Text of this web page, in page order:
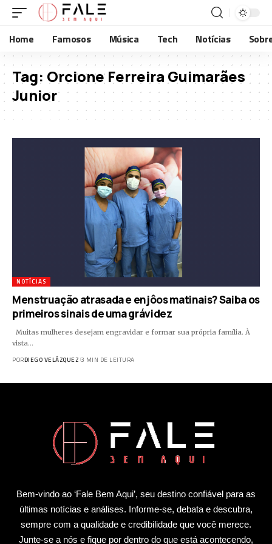
Home Famosos Música Tech Notícias
Tag: Orcione Ferreira Guimarães
Junior
NOTÍCIAS
Menstruação atrasada e enjôos matinais? Saiba os
primeiros sinais de uma grávidez
Muitas mulheres desejam engravidar e formar sua própria família. À
vista…
PORDIEGO VELÁZQUEZ 3 MIN DE LEITURA
Bem-vindo ao ‘Fale Bem Aqui’, seu destino confiável para as
últimas notícias e análises. Informe-se, debata e descubra,
sempre com a qualidade e credibilidade que você merece.
Junte-se a nós e fique por dentro do que está acontecendo,